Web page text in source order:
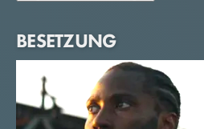
BESETZUNG